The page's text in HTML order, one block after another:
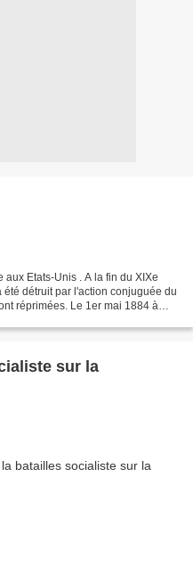
Etats-Unis . A la fin du XIXe
détruit par l'action conjuguée du
réprimées. Le 1er mai 1884 à
sur la